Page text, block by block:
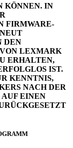
KÖNNEN. IN
FIRMWARE-
DEN
LEXMARK
ERHALTEN,
IST.
KENNTNIS,
NACH DER
EINEN